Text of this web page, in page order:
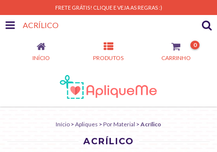
FRETE GRÁTIS! CLIQUE E VEJA AS REGRAS :)
ACRÍLICO
INÍCIO PRODUTOS CARRINHO
0
Início > Apliques > Por Material > Acrílico
ACRÍLICO